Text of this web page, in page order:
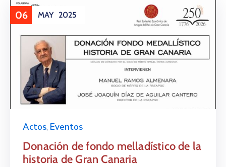
06 MAY 2025
Actos, Eventos
Donación de fondo melladístico de la
historia de Gran Canaria